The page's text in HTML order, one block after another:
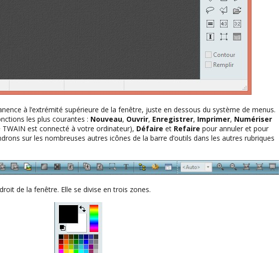
à l’extrémité supérieure de la fenêtre, juste en dessous du système de menus.
les plus courantes : Nouveau, Ouvrir, Enregistrer, Imprimer, Numériser
est connecté à votre ordinateur), Défaire et Refaire pour annuler et pour
sur les nombreuses autres icônes de la barre d’outils dans les autres rubriques
de la fenêtre. Elle se divise en trois zones.